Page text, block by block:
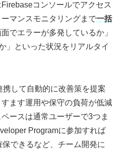
コンソールでアクセス
マンスモニタリングまで一括
でエラーが多発しているか」
」といった状況をリアルタイ
して自動的に改善策を提案
ます運用や保守の負荷が低減
ースは通常ユーザーで3つま
Programに参加すれば
できるなど、チーム開発に